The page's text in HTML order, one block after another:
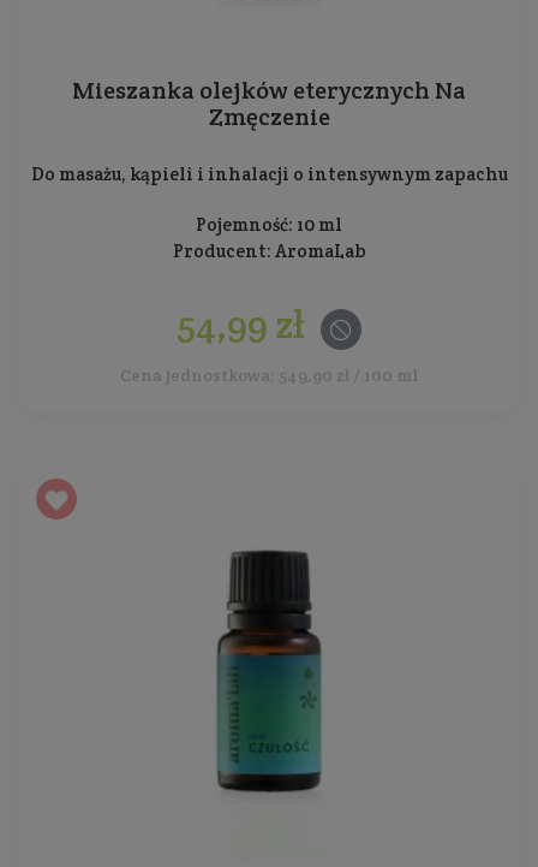
Mieszanka olejków eterycznych Na
Zmęczenie
Do masażu, kąpieli i inhalacji o intensywnym zapachu
Pojemność: 10 ml
Producent: AromaLab
54,99 zł
Cena jednostkowa: 549,90 zł / 100 ml